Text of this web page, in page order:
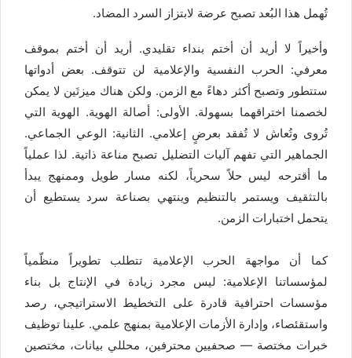
تُهمل هذا البُعد تصبح عرضة لابتزاز السرد المضاد.
وأخيراً لا أريد أن أختم بنداء تقليدي. أريد أن أختم بموقف
معرفي: الحرب النفسية والإعلامية لن تتوقف. بعض أدواتها
ستتطور وتصبح أكثر دهاءً مع الزمن. ولكن هناك ميزتَين لا يمكن
لخصمنا اختراقهما بسهولة. الأولى: أصالة الهوية. الهوية التي
تُروى وتُعاش لا تُفقد بعرضٍ إعلامي. الثانية: الوعي الجماعي.
الجماهير التي تفهم آليات التضليل تصبح مناعة ذاتية. لذا عملياً
ما أقترحه ليس حلاً سحرياً، لكنه مسار طويل وممنهج يبدأ
بالتثقيف ويستمر بالتنظيم وينتهي بصناعة سرد يستطيع أن
يتحمل اختبارات الزمن.
كما أن مواجهة الحرب الإعلامية تتطلب تطويراً منظّمياً
لمؤسساتنا الإعلامية: ليس مجرد زيادة في الإنتاج بل بناء
مؤسسات احترافية قادرة على التخطيط الاستراتيجي، رصد
واستقئصاء، وإدارة الأزمات الإعلامية بمنهج علمي. علينا توظيف
خبرات مختصة — صحفيين محترفين، محللي بيانات، مختصين